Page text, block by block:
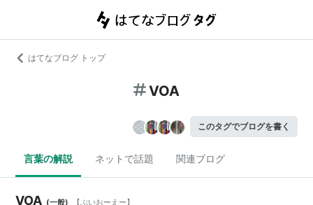
はてなブログ トップ
VOA
このタグでブログを書く
言葉の解説 ネットで話題 関連ブログ
VOA (一般) 【ぶいおーえー】